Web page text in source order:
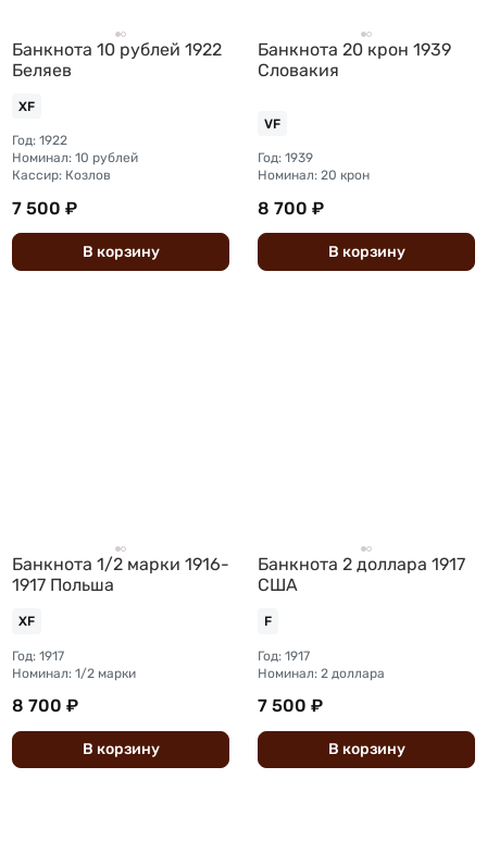
Банкнота 10 рублей 1922
Беляев
XF
Год: 1922
Номинал: 10 рублей
Кассир: Козлов
7 500 ₽
В корзину
Банкнота 20 крон 1939
Cловакия
VF
Год: 1939
Номинал: 20 крон
8 700 ₽
В корзину
Банкнота 1/2 марки 1916-
1917 Польша
XF
Год: 1917
Номинал: 1/2 марки
8 700 ₽
В корзину
Банкнота 2 доллара 1917
США
F
Год: 1917
Номинал: 2 доллара
7 500 ₽
В корзину